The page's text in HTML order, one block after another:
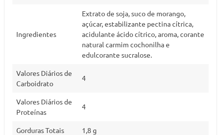
Ingredientes
Extrato de soja, suco de morango,
açúcar, estabilizante pectina cítrica,
acidulante ácido cítrico, aroma, corante
natural carmim cochonilha e
edulcorante sucralose.
Valores Diários de
Carboidrato
4
Valores Diários de
Proteínas
4
Gorduras Totais 1,8 g